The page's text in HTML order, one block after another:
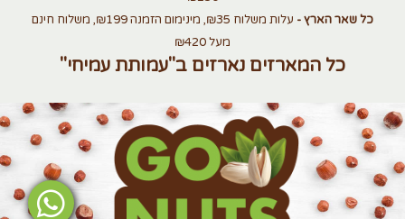
כל שאר הארץ -
עלות משלוח ₪35, מינימום הזמנה ₪199, משלוח חינם
מעל ₪420
כל המארזים נארזים ב"עמותת עמיחי"